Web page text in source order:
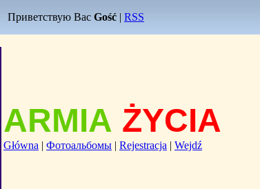
Приветствую Вас Gość | RSS
ARMIA ŻYCIA
Główna | Фотоальбомы | Rejestracja | Wejdź